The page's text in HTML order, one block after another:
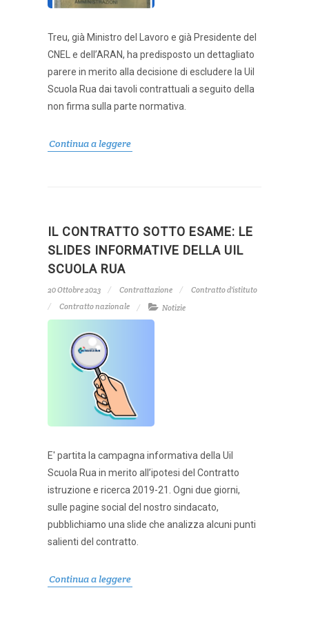
Treu, già Ministro del Lavoro e già Presidente del
CNEL e dell’ARAN, ha predisposto un dettagliato
parere in merito alla decisione di escludere la Uil
Scuola Rua dai tavoli contrattuali a seguito della
non firma sulla parte normativa.
Continua a leggere
IL CONTRATTO SOTTO ESAME: LE
SLIDES INFORMATIVE DELLA UIL
SCUOLA RUA
20 Ottobre 2023 Contrattazione
Contratto d'istituto
Contratto nazionale
Notizie
E' partita la campagna informativa della Uil
Scuola Rua in merito all’ipotesi del Contratto
istruzione e ricerca 2019-21. Ogni due giorni,
sulle pagine social del nostro sindacato,
pubblichiamo una slide che analizza alcuni punti
salienti del contratto.
Continua a leggere